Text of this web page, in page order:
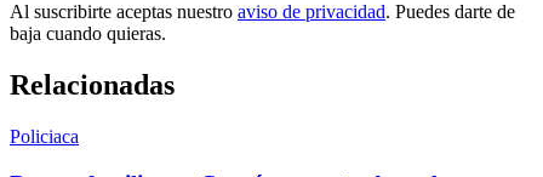
Al suscribirte aceptas nuestro aviso de privacidad. Puedes darte de
baja cuando quieras.
Relacionadas
Policiaca